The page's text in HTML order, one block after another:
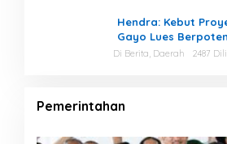
Hendra: Kebut
Gayo Lues
Di Berita, Daerah 2487
Pemerintahan